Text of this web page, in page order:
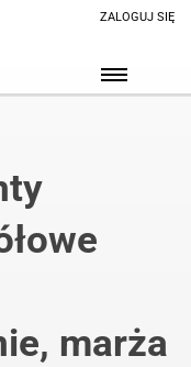
ZALOGUJ SIĘ
marża